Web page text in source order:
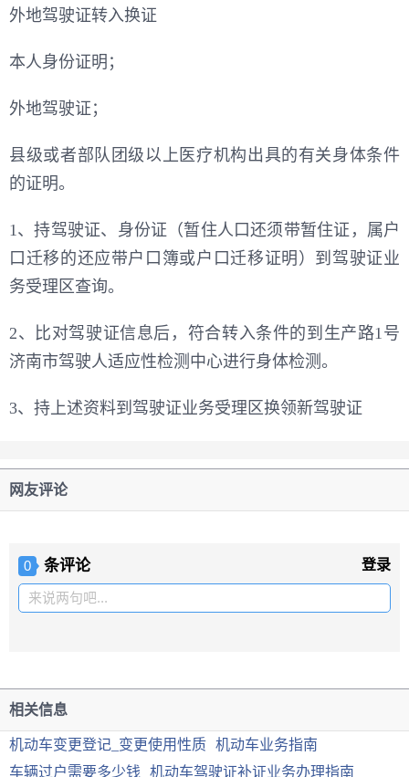
外地驾驶证转入换证
本人身份证明；
外地驾驶证；
县级或者部队团级以上医疗机构出具的有关身体条件
的证明。
1、持驾驶证、身份证（暂住人口还须带暂住证，属户
口迁移的还应带户口簿或户口迁移证明）到驾驶证业
务受理区查询。
2、比对驾驶证信息后，符合转入条件的到生产路1号
济南市驾驶人适应性检测中心进行身体检测。
3、持上述资料到驾驶证业务受理区换领新驾驶证
网友评论
0 条评论 登录
来说两句吧...
相关信息
机动车变更登记_变更使用性质 机动车业务指南
车辆过户需要多少钱
机动车驾驶证补证业务办理指南